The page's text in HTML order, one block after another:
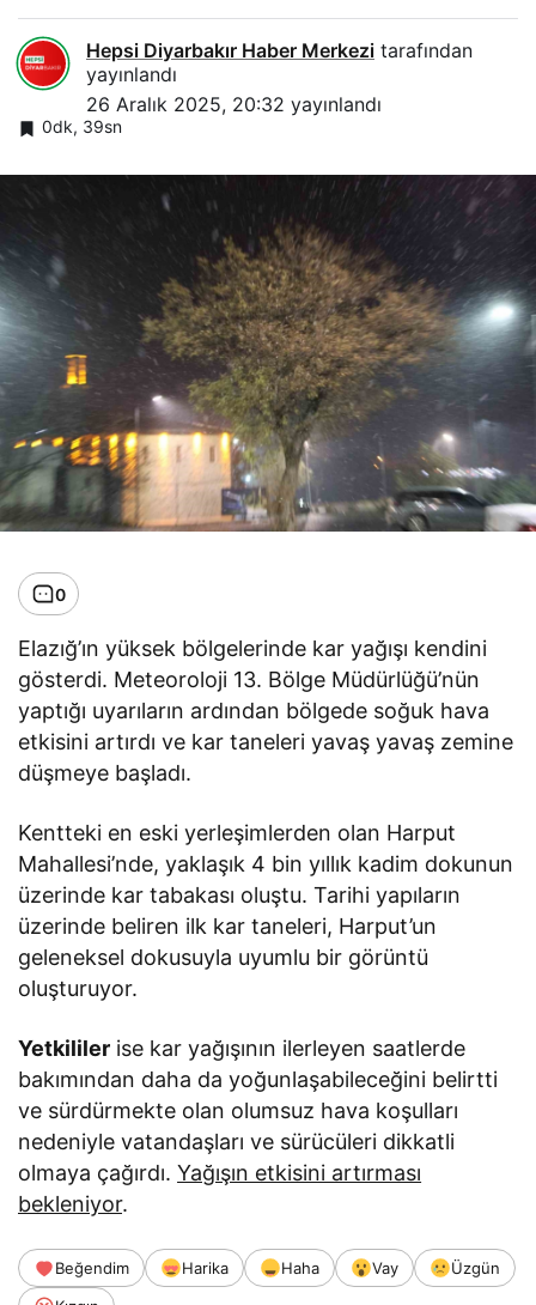
Hepsi Diyarbakır Haber Merkezi tarafından
yayınlandı
26 Aralık 2025, 20:32 yayınlandı
0dk, 39sn
0
Elazığ’ın yüksek bölgelerinde kar yağışı kendini
gösterdi. Meteoroloji 13. Bölge Müdürlüğü’nün
yaptığı uyarıların ardından bölgede soğuk hava
etkisini artırdı ve kar taneleri yavaş yavaş zemine
düşmeye başladı.
Kentteki en eski yerleşimlerden olan Harput
Mahallesi’nde, yaklaşık 4 bin yıllık kadim dokunun
üzerinde kar tabakası oluştu. Tarihi yapıların
üzerinde beliren ilk kar taneleri, Harput’un
geleneksel dokusuyla uyumlu bir görüntü
oluşturuyor.
Yetkililer ise kar yağışının ilerleyen saatlerde
bakımından daha da yoğunlaşabileceğini belirtti
ve sürdürmekte olan olumsuz hava koşulları
nedeniyle vatandaşları ve sürücüleri dikkatli
olmaya çağırdı.Yağışın etkisini artırması
bekleniyor.
Beğendim Harika Haha Vay
Üzgün